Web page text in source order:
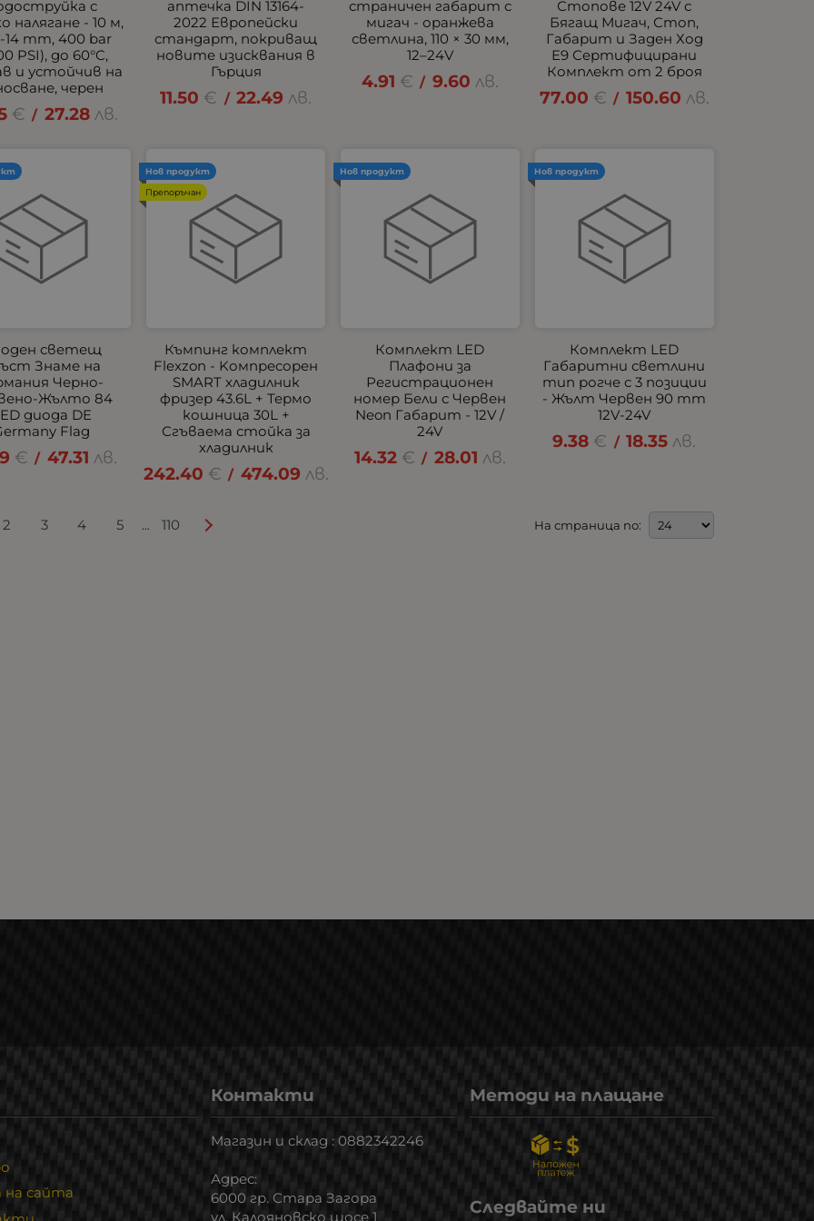
с
налягане - 10 м,
14 mm, 400 bar
PSI), до 60°C,
и устойчив на
черен
€ / 27.28 лв.
аптечка DIN 13164-
2022 Европейски
стандарт, покриващ
новите изисквания в
Гърция
11.50 € / 22.49 лв.
страничен габарит с
мигач - оранжева
светлина, 110 × 30 мм,
12–24V
4.91 € / 9.60 лв.
Стопове 12V 24V с
Бягащ Мигач, Стоп,
Габарит и Заден Ход
E9 Сертифицирани
Комплект от 2 броя
77.00 € / 150.60 лв.
светещ
Знаме на
Черно-
Жълто 84
диода DE
Flag
€ / 47.31 лв.
Къмпинг комплект
Flexzon - Kомпресорен
SMART хладилник
фризер 43.6L + Термо
кошница 30L +
Сгъваема стойка за
хладилник
242.40 € / 474.09 лв.
Нов продукт
Препоръчан
Комплект LED
Плафони за
Регистрационен
номер Бели с Червен
Neon Габарит - 12V /
24V
14.32 € / 28.01 лв.
Нов продукт
Комплект LED
Габаритни светлини
тип рогче с 3 позиции
- Жълт Червен 90 mm
12V-24V
9.38 € / 18.35 лв.
Нов продукт
2 3 4 5 ... 110 На страница по:
сайта
Контакти
Магазин и склад : 0882342246
Адрес:
6000 гр. Стара Загора
ул. Калояновско шосе 1
Методи на плащане
Следвайте ни